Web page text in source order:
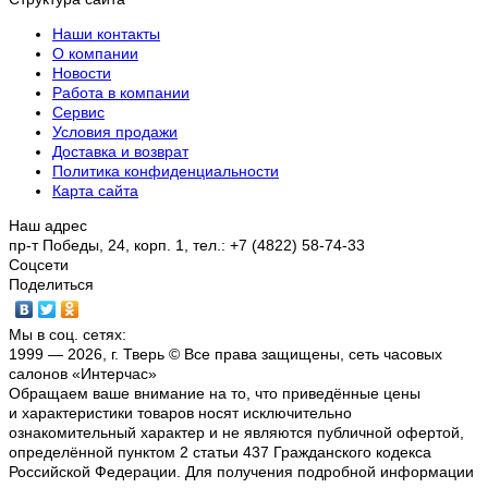
Наши контакты
О компании
Новости
Работа в компании
Сервис
Условия продажи
Доставка и возврат
Политика конфиденциальности
Карта сайта
Наш адрес
пр-т Победы, 24, корп. 1, тел.: +7 (4822) 58-74-33
Соцсети
Поделиться
Мы в соц. сетях:
1999 — 2026, г. Тверь © Все права защищены, сеть часовых
салонов «Интерчас»
Обращаем ваше внимание на то, что приведённые цены
и характеристики товаров носят исключительно
ознакомительный характер и не являются публичной офертой,
определённой пунктом 2 статьи 437 Гражданского кодекса
Российской Федерации. Для получения подробной информации